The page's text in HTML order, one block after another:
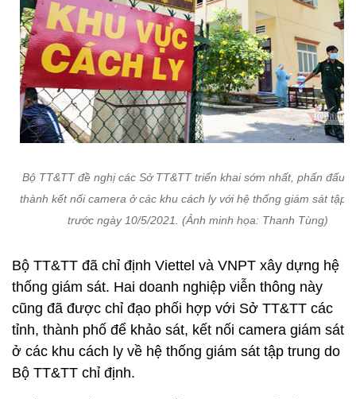
Bộ TT&TT đề nghị các Sở TT&TT triển khai sớm nhất, phấn đấu
thành kết nối camera ở các khu cách ly với hệ thống giám sát tập
trước ngày 10/5/2021. (Ảnh minh họa: Thanh Tùng)
Bộ TT&TT đã chỉ định Viettel và VNPT xây dựng hệ
thống giám sát. Hai doanh nghiệp viễn thông này
cũng đã được chỉ đạo phối hợp với Sở TT&TT các
tỉnh, thành phố để khảo sát, kết nối camera giám sát
ở các khu cách ly về hệ thống giám sát tập trung do
Bộ TT&TT chỉ định.